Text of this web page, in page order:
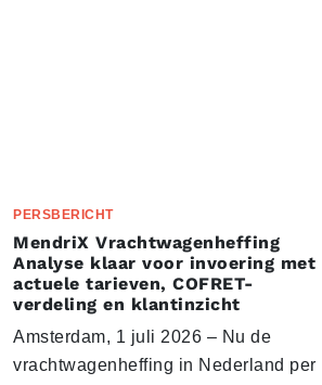
PERSBERICHT
MendriX Vrachtwagenheffing
Analyse klaar voor invoering met
actuele tarieven, COFRET-
verdeling en klantinzicht
Amsterdam, 1 juli 2026 – Nu de
vrachtwagenheffing in Nederland per